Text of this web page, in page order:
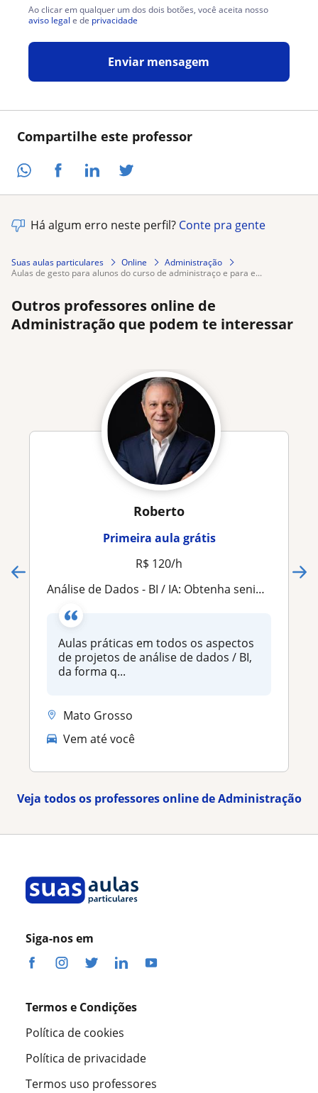
Compartilhe este professor
Ao clicar em qualquer um dos dois botões, você aceita nosso
aviso legal e de privacidade
Enviar mensagem
Há algum erro neste perfil? Conte pra gente
Suas aulas particulares Online
Administração
aulas de gesto para alunos do curso de administraço e para e...
Outros professores online de
Administração que podem te interessar
Roberto
Primeira aula grátis
R$ 120/h
Análise de Dados - BI / IA: Obtenha senioridade
Aulas práticas em todos os aspectos
de projetos de análise de dados / BI,
da forma q...
Mato Grosso
Vem até você
Veja todos os professores online de Administração
Siga-nos em
Termos e Condições
Política de cookies
Política de privacidade
Termos uso professores